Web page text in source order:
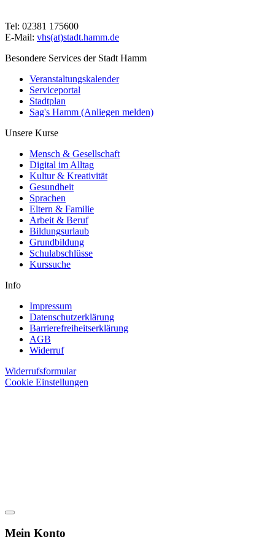
Tel: 02381 175600
E-Mail: vhs(at)stadt.hamm.de
Besondere Services der Stadt Hamm
Veranstaltungskalender
Serviceportal
Stadtplan
Sag's Hamm (Anliegen melden)
Unsere Kurse
Mensch & Gesellschaft
Digital im Alltag
Kultur & Kreativität
Gesundheit
Sprachen
Eltern & Familie
Arbeit & Beruf
Bildungsurlaub
Grundbildung
Schulabschlüsse
Kurssuche
Info
Impressum
Datenschutzerklärung
Barrierefreiheitserklärung
AGB
Widerruf
Widerrufsformular
Cookie Einstellungen
Mein Konto